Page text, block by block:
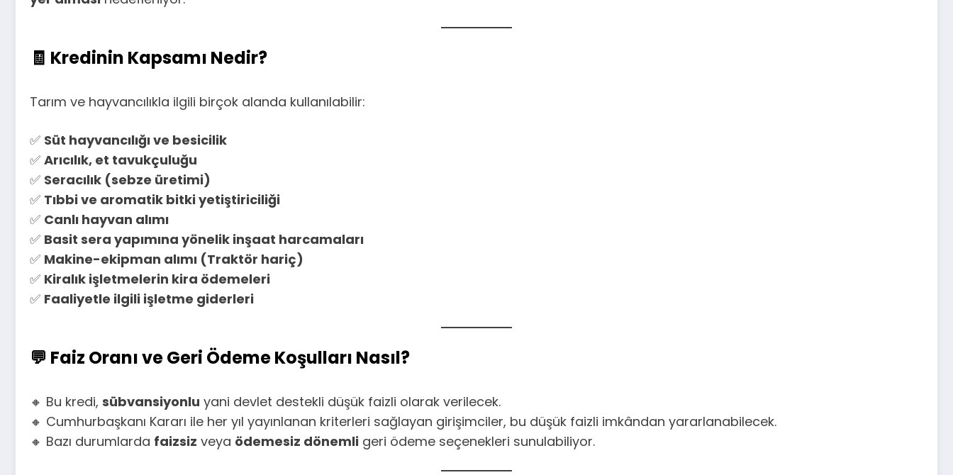
🧾 Kredinin Kapsamı Nedir?
Tarım ve hayvancılıkla ilgili birçok alanda kullanılabilir:
✅ Süt hayvancılığı ve besicilik
✅ Arıcılık, et tavukçuluğu
✅ Seracılık (sebze üretimi)
✅ Tıbbi ve aromatik bitki yetiştiriciliği
✅ Canlı hayvan alımı
✅ Basit sera yapımına yönelik inşaat harcamaları
✅ Makine-ekipman alımı (Traktör hariç)
✅ Kiralık işletmelerin kira ödemeleri
✅ Faaliyetle ilgili işletme giderleri
💬 Faiz Oranı ve Geri Ödeme Koşulları Nasıl?
🔸 Bu kredi, sübvansiyonlu yani devlet destekli düşük faizli olarak verilecek.
🔸 Cumhurbaşkanı Kararı ile her yıl yayınlanan kriterleri sağlayan girişimciler, bu düşük faizli imkândan yararlanabilecek.
🔸 Bazı durumlarda faizsiz veya ödemesiz dönemli geri ödeme seçenekleri sunulabiliyor.